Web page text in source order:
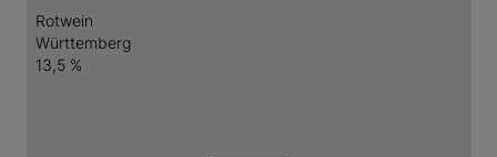
Rotwein
Württemberg
13,5 %